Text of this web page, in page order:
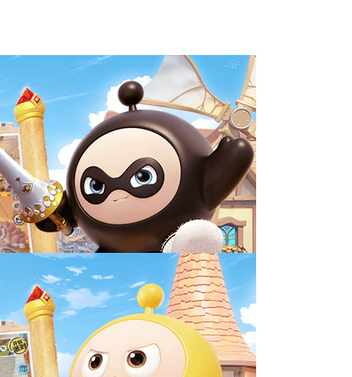
相关游戏